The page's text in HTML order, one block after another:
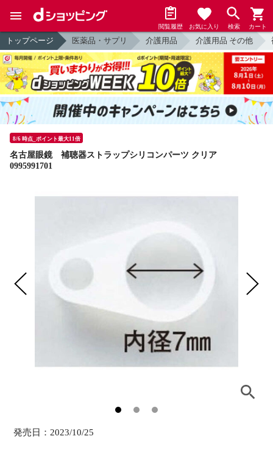
閲覧履歴 お気に入り 検索 カート
トップページ 医薬品・サプリ 介護用品 介護用品 その他
8/6 時点_ポイント最大11倍
名古屋眼鏡 補聴器ストラップシリコンパーツ クリア
0995991701
発売日： 2023/10/25